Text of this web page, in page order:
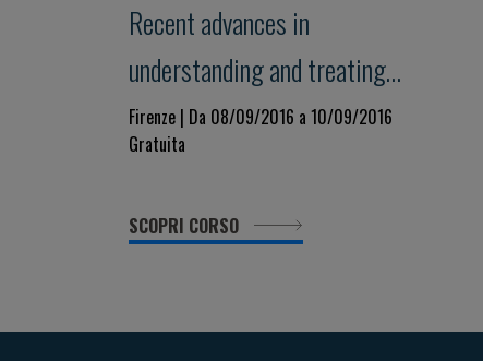
Recent advances in
understanding and treating
chronic myeloid neoplasms
Firenze | Da 08/09/2016 a 10/09/2016
Gratuita
SCOPRI CORSO